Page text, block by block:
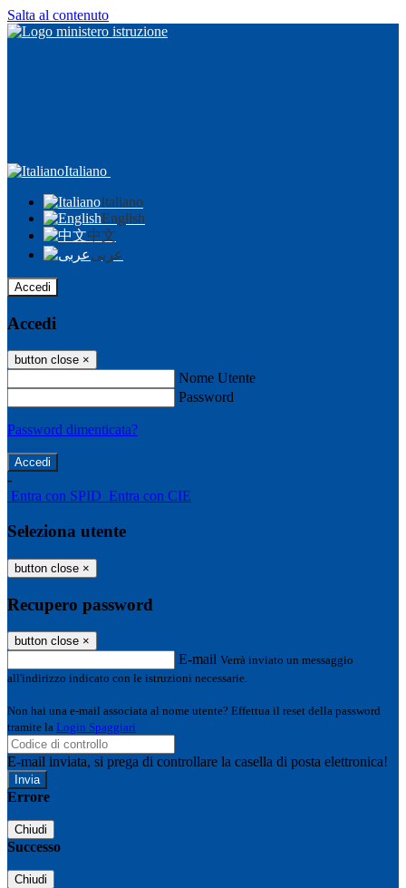
Salta al contenuto
Italiano
Italiano
English
中文
عربى
Accedi
Accedi
button close ×
Nome Utente
Password
Password dimenticata?
-
Entra con SPID Entra con CIE
Seleziona utente
button close ×
Recupero password
button close ×
E-mail Verrà inviato un messaggio
all'indirizzo indicato con le istruzioni necessarie.
Non hai una e-mail associata al nome utente? Effettua il reset della password
tramite la Login Spaggiari
E-mail inviata, si prega di controllare la casella di posta elettronica!
Errore
Chiudi
Successo
Chiudi